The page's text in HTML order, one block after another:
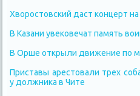
Хворостовский даст концерт
В Казани увековечат память
В Орше открыли движение по
Приставы арестовали трех
у должника в Чите